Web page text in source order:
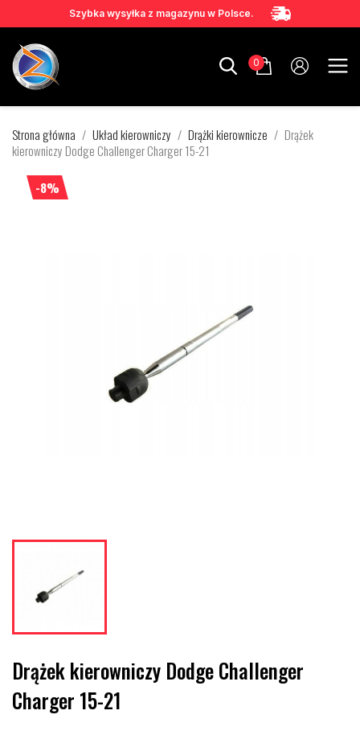
Szybka wysyłka z magazynu w Polsce.
0
Strona główna Układ kierowniczy Drążki kierownicze
Drążek
kierowniczy Dodge Challenger Charger 15-21
-8%
Drążek kierowniczy Dodge Challenger
Charger 15-21